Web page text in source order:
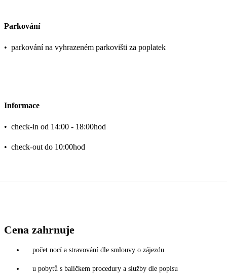
Parkování
• parkování na vyhrazeném parkovišti za poplatek
Informace
• check-in od 14:00 - 18:00hod
• check-out do 10:00hod
Cena zahrnuje
počet nocí a stravování dle smlouvy o zájezdu
u pobytů s balíčkem procedury a služby dle popisu